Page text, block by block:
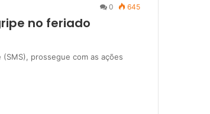
0 645
no feriado
prossegue com as ações